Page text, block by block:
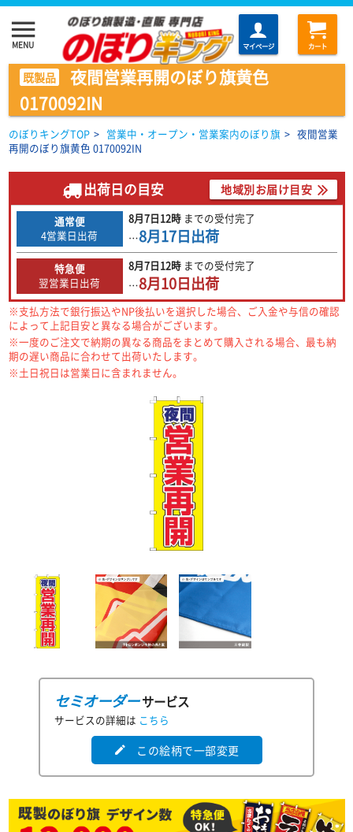
menu
MENU マイページ カート
既製品
夜間営業再開のぼり旗黄色
0170092IN
のぼりキングTOP > 営業中・オープン・営業案内のぼり旗 > 夜間営業
再開のぼり旗黄色 0170092IN
出荷日の目安 地域別お届け目安
通常便
4営業日出荷
8月7日12時 までの受付完了
…8月17日出荷
特急便
翌営業日出荷
8月7日12時 までの受付完了
…8月10日出荷
※支払方法で銀行振込やNP後払いを選択した場合、ご入金や与信の確認
によって上記目安と異なる場合がございます。
※一度のご注文で納期の異なる商品をまとめて購入される場合、最も納
期の遅い商品に合わせて出荷いたします。
※土日祝日は営業日に含まれません。
セミオーダーサービス
サービスの詳細は こちら
edit この絵柄で一部変更